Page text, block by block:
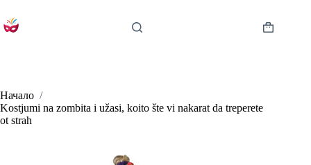
to
content
Shopping
Начало /
Kostjumi na zombita i užasi, koito šte vi nakarat da treperete
ot strah